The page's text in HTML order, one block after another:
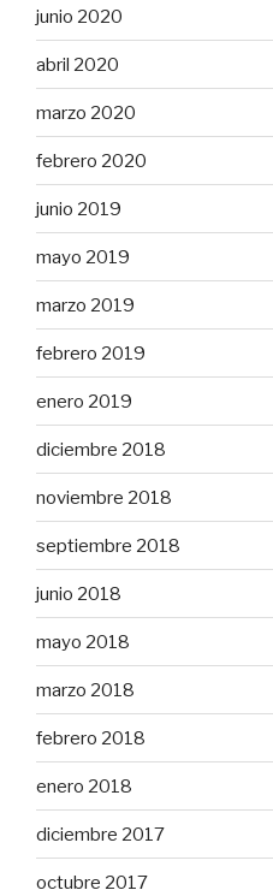
junio 2020
abril 2020
marzo 2020
febrero 2020
junio 2019
mayo 2019
marzo 2019
febrero 2019
enero 2019
diciembre 2018
noviembre 2018
septiembre 2018
junio 2018
mayo 2018
marzo 2018
febrero 2018
enero 2018
diciembre 2017
octubre 2017